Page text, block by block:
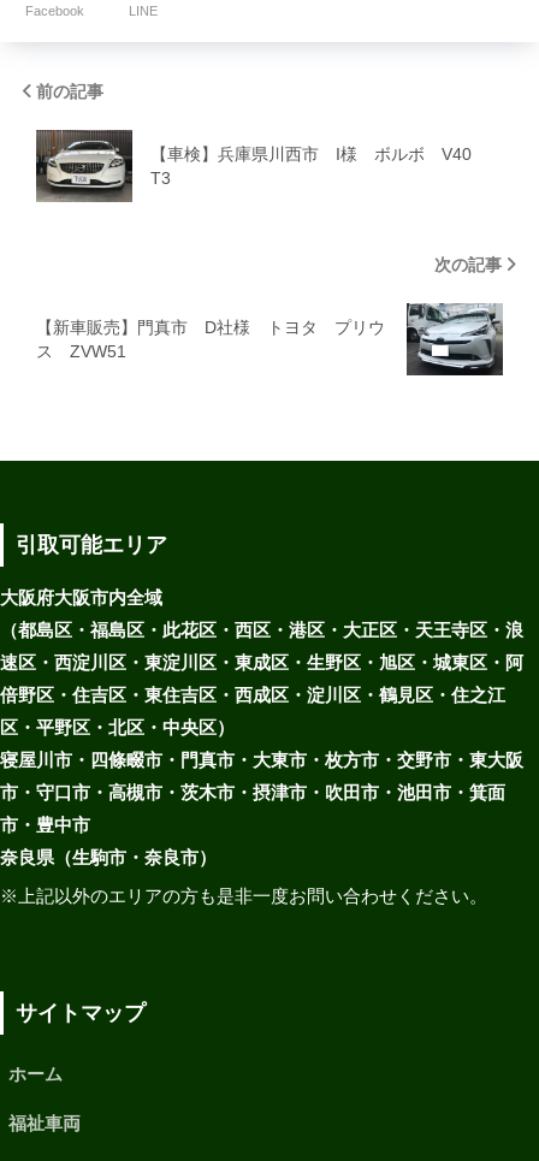
Facebook LINE
前の記事
【車検】兵庫県川西市 I様 ボルボ V40
T3
次の記事
【新車販売】門真市 D社様 トヨタ プリウ
ス ZVW51
引取可能エリア
大阪府大阪市内全域
（都島区・福島区・此花区・西区・港区・大正区・天王寺区・浪
速区・西淀川区・東淀川区・東成区・生野区・旭区・城東区・阿
倍野区・住吉区・東住吉区・西成区・淀川区・鶴見区・住之江
区・平野区・北区・中央区）
寝屋川市・四條畷市・門真市・大東市・枚方市・交野市・東大阪
市・守口市・高槻市・茨木市・摂津市・吹田市・池田市・箕面
市・豊中市
奈良県（生駒市・奈良市）
※上記以外のエリアの方も是非一度お問い合わせください。
サイトマップ
ホーム
福祉車両